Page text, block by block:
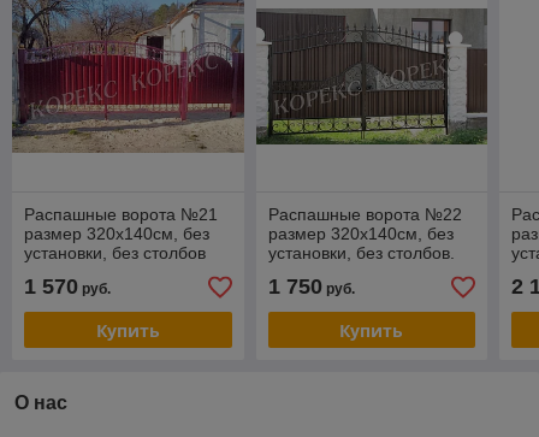
Распашные ворота №21
размер 320х140см, без
установки, без столбов
1 570 руб.
Купить
Распашные ворота №22
размер 320х140см, без
установки, без столбов.
1 750руб.
Купить
2
О нас